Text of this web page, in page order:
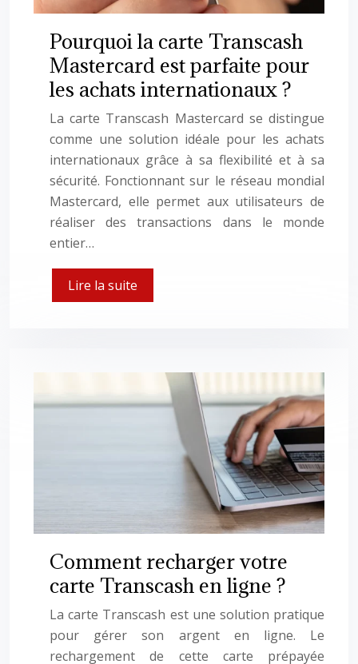
Pourquoi la carte Transcash
Mastercard est parfaite pour
les achats internationaux ?
La carte Transcash Mastercard se distingue
comme une solution idéale pour les achats
internationaux grâce à sa flexibilité et à sa
sécurité. Fonctionnant sur le réseau mondial
Mastercard, elle permet aux utilisateurs de
réaliser des transactions dans le monde
entier…
Lire la suite
Comment recharger votre
carte Transcash en ligne ?
La carte Transcash est une solution pratique
pour gérer son argent en ligne. Le
rechargement de cette carte prépayée